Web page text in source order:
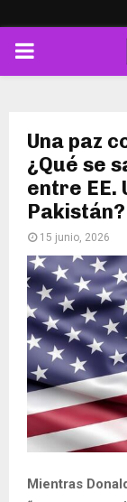
PRIMARY
Una paz
¿Qué se
entre EE.
Pakistán?
15 junio, 2026
Mientras